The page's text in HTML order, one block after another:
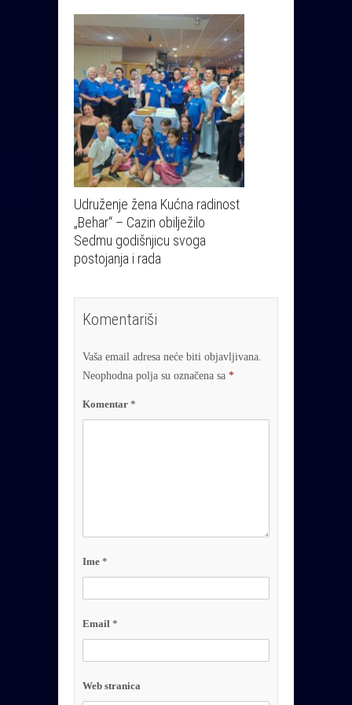
Udruženje žena Kućna radinost
„Behar“ – Cazin obilježilo
Sedmu godišnjicu svoga
postojanja i rada
Komentariši
Vaša email adresa neće biti objavljivana.
Neophodna polja su označena sa *
Komentar *
Ime *
Email *
Web stranica